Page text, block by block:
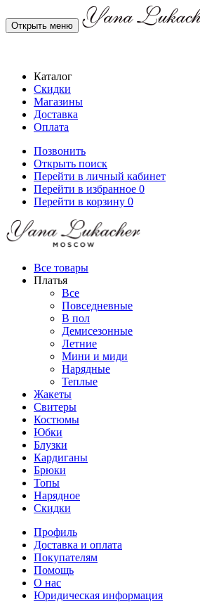
Открыть меню
Каталог
Скидки
Магазины
Доставка
Оплата
Позвонить
Открыть поиск
Перейти в личный кабинет
Перейти в избранное 0
Перейти в корзину 0
Все товары
Платья
Все
Повседневные
В пол
Демисезонные
Летние
Мини и миди
Нарядные
Теплые
Жакеты
Свитеры
Костюмы
Юбки
Блузки
Кардиганы
Брюки
Топы
Нарядное
Скидки
Профиль
Доставка и оплата
Покупателям
Помощь
О нас
Юридическая информация